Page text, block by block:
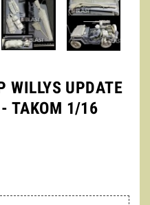
WILLYS UPDATE
TAKOM 1/16